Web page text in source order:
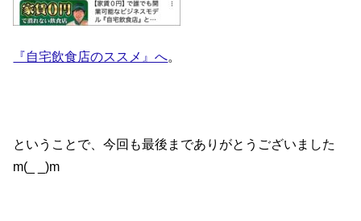
『自宅飲食店のススメ』へ。
ということで、今回も最後までありがとうございました
m(_ _)m